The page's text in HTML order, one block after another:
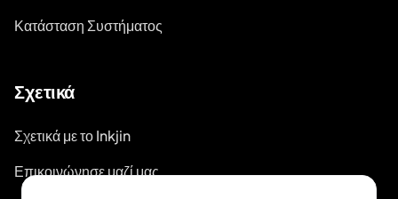
Κατάσταση Συστήματος
Σχετικά
Σχετικά με το Inkjin
Επικοινώνησε μαζί μας